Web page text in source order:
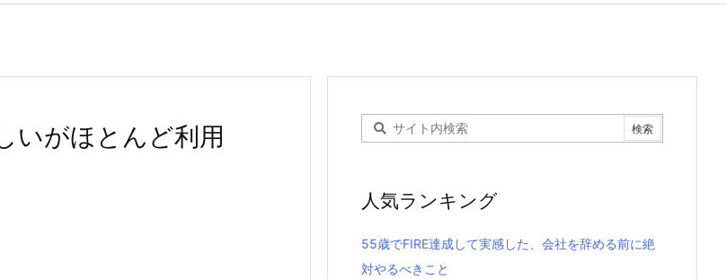
いがほとんど利用
人気ランキング
55歳でFIRE達成して実感した、会社を辞める前に絶
対やるべきこと